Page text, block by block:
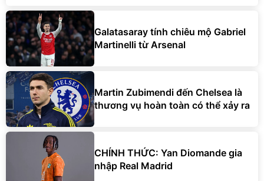
Galatasaray tính chiêu mộ Gabriel
Martinelli từ Arsenal
Martin Zubimendi đến Chelsea là
thương vụ hoàn toàn có thể xảy ra
CHÍNH THỨC: Yan Diomande gia
nhập Real Madrid